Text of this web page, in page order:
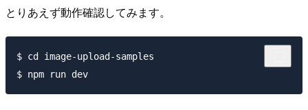
とりあえず動作確認してみます。
$ cd image-upload-samples